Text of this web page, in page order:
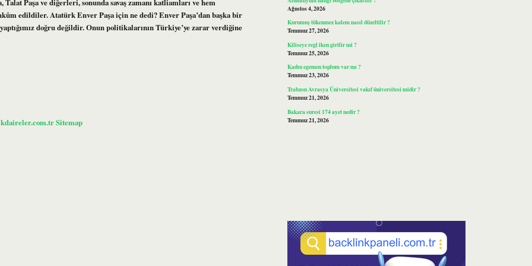
edildiler. Atatürk Enver Paşa için ne dedi? Enver Paşa’dan başka bir
doğru değildir. Onun politikalarının Türkiye’ye zarar verdiğine
Sitemap
Ağustos 4, 2026
Kurumuş tükenmez kalem nasıl düzeltilir ?
Temmuz 27, 2026
Kiliseye regl iken girilir mi ?
Temmuz 25, 2026
Kadın egemen toplum var mı ?
Temmuz 23, 2026
Trabzon Avrasya Üniversitesi vakıf üniversitesi midir ?
Temmuz 21, 2026
Bakara suresi 174 ayet nedir ?
Temmuz 21, 2026